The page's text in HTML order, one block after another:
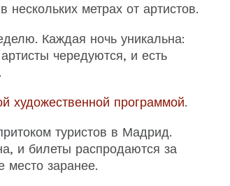
нескольких метрах от артистов.
Каждая ночь уникальна:
чередуются, и есть
художественной программой.
туристов в Мадрид.
и билеты распродаются за
место заранее.